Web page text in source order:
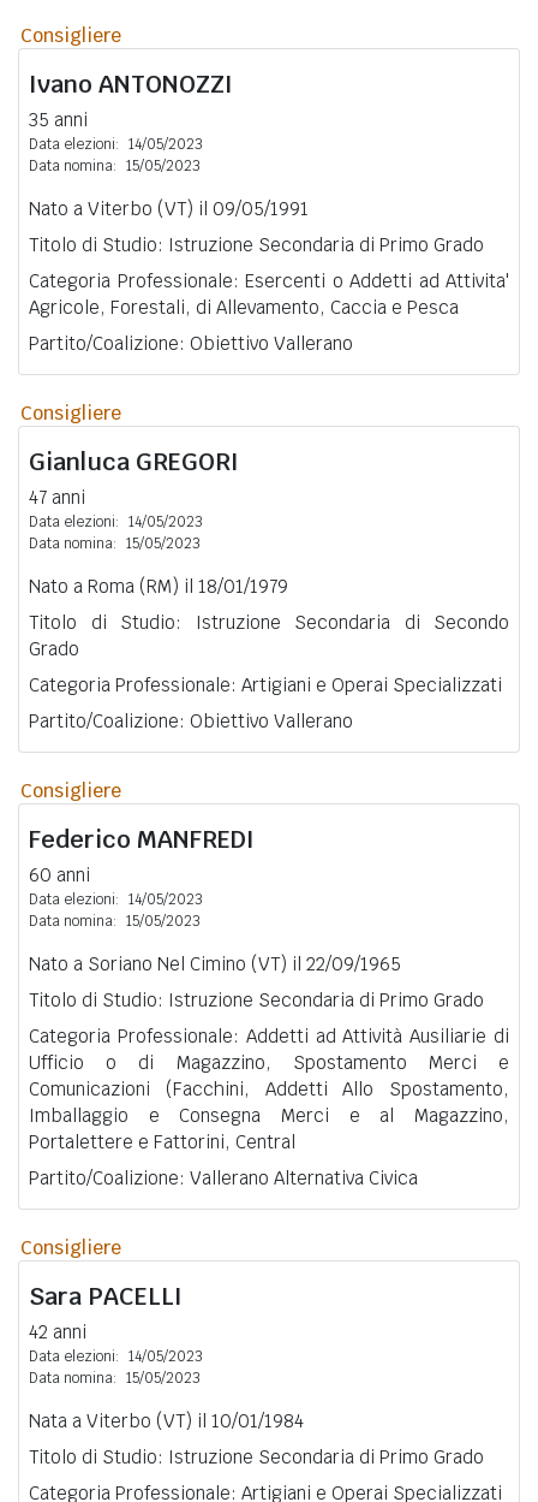
Consigliere
Ivano ANTONOZZI
35 anni
Data elezioni: 14/05/2023
Data nomina: 15/05/2023
Nato a Viterbo (VT) il 09/05/1991
Titolo di Studio: Istruzione Secondaria di Primo Grado
Categoria Professionale: Esercenti o Addetti ad Attivita'
Agricole, Forestali, di Allevamento, Caccia e Pesca
Partito/Coalizione: Obiettivo Vallerano
Consigliere
Gianluca GREGORI
47 anni
Data elezioni: 14/05/2023
Data nomina: 15/05/2023
Nato a Roma (RM) il 18/01/1979
Titolo di Studio: Istruzione Secondaria di Secondo
Grado
Categoria Professionale: Artigiani e Operai Specializzati
Partito/Coalizione: Obiettivo Vallerano
Consigliere
Federico MANFREDI
60 anni
Data elezioni: 14/05/2023
Data nomina: 15/05/2023
Nato a Soriano Nel Cimino (VT) il 22/09/1965
Titolo di Studio: Istruzione Secondaria di Primo Grado
Categoria Professionale: Addetti ad Attività Ausiliarie di
Ufficio o di Magazzino, Spostamento Merci e
Comunicazioni (Facchini, Addetti Allo Spostamento,
Imballaggio e Consegna Merci e al Magazzino,
Portalettere e Fattorini, Central
Partito/Coalizione: Vallerano Alternativa Civica
Consigliere
Sara PACELLI
42 anni
Data elezioni: 14/05/2023
Data nomina: 15/05/2023
Nata a Viterbo (VT) il 10/01/1984
Titolo di Studio: Istruzione Secondaria di Primo Grado
Categoria Professionale: Artigiani e Operai Specializzati